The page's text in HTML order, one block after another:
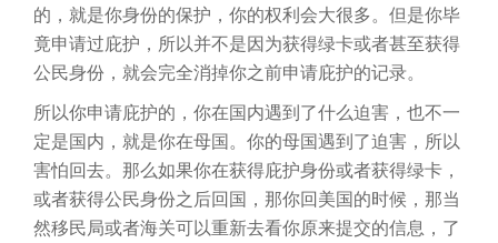
的，就是你身份的保护，你的权利会大很多。但是你毕
竟申请过庇护，所以并不是因为获得绿卡或者甚至获得
公民身份，就会完全消掉你之前申请庇护的记录。
所以你申请庇护的，你在国内遇到了什么迫害，也不一
定是国内，就是你在母国。你的母国遇到了迫害，所以
害怕回去。那么如果你在获得庇护身份或者获得绿卡，
或者获得公民身份之后回国，那你回美国的时候，那当
然移民局或者海关可以重新去看你原来提交的信息，了